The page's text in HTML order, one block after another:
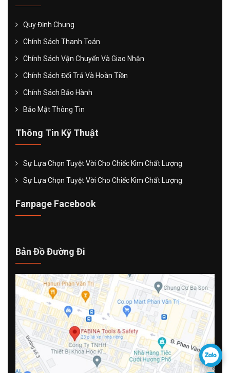
Quy Định Chung
Chính Sách Thanh Toán
Chính Sách Vận Chuyển Và Giao Nhận
Chính Sách Đổi Trả Và Hoàn Tiền
Chính Sách Bảo Hành
Bảo Mật Thông Tin
Thông Tin Kỹ Thuật
Sự Lựa Chọn Tuyệt Vời Cho Chiếc Kìm Chất Lượng
Sự Lựa Chọn Tuyệt Vời Cho Chiếc Kìm Chất Lượng
Fanpage Facebook
Bản Đồ Đường Đi